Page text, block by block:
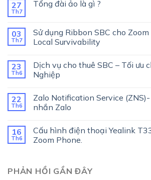
27
Th7
Tổng đài ảo là gì ?
03
Th7
Sử dụng Ribbon SBC cho
Local Survivability
23
Th6
Dịch vụ cho thuê SBC – Tối ưu
Nghiệp
22
Th6
Zalo Notification Service
nhắn Zalo
16
Th6
Cấu hình điện thoại Yealink
Zoom Phone.
PHẢN HỒI GẦN ĐÂY